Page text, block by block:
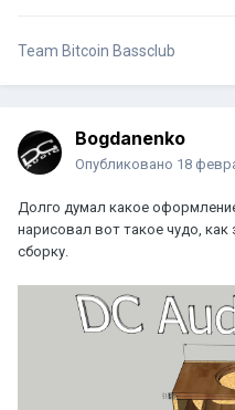
Team Bitcoin Bassclub
Bogdanenko
Опубликовано 18
Долго думал какое
нарисовал вот такое чудо,
сборку.